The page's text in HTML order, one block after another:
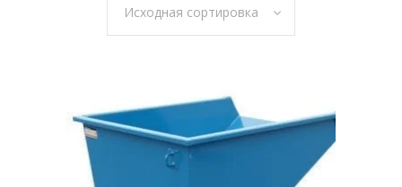
Исходная сортировка